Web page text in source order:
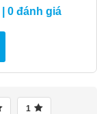
| 0 đánh giá
1